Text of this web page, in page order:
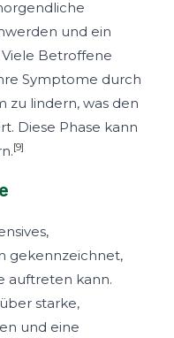
und ein
Betroffene
Symptome durch
zu lindern, was den
Diese Phase kann
[9]
gekennzeichnet,
auftreten kann.
starke,
und eine